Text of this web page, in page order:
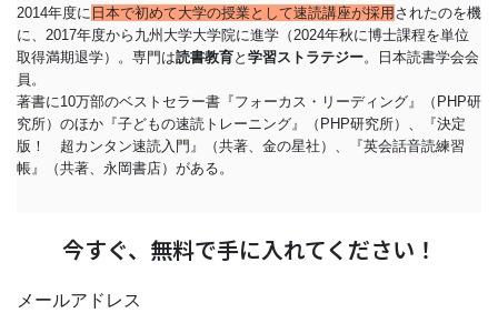
2014年度に 日本で初めて大学の授業として速読講座が採用 されたのを機
に、2017年度から九州大学大学院に進学（2024年秋に博士課程を単位
取得満期退学）。専門は読書教育と 学習ストラテジー。日本読書学会会
員。
著書に10万部のベストセラー書『フォーカス・リーディング』（PHP研
究所）のほか『子どもの速読トレーニング』（PHP研究所）、『決定
版！ 超カンタン速読入門』（共著、金の星社）、『英会話音読練習
帳』（共著、永岡書店）がある。
今すぐ、無料で手に入れてください！
メールアドレス